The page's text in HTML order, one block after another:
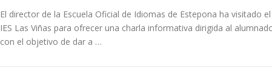
El director de la Escuela Oficial de Idiomas de Estepona ha visitado el
IES Las Viñas para ofrecer una charla informativa dirigida al
con el objetivo de dar a …